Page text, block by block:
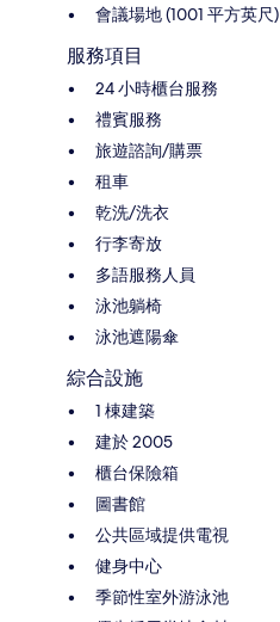
會議場地 (1001 平方英尺)
服務項目
24 小時櫃台服務
禮賓服務
旅遊諮詢/購票
租車
乾洗/洗衣
行李寄放
多語服務人員
泳池躺椅
泳池遮陽傘
綜合設施
1 棟建築
建於 2005
櫃台保險箱
圖書館
公共區域提供電視
健身中心
季節性室外游泳池